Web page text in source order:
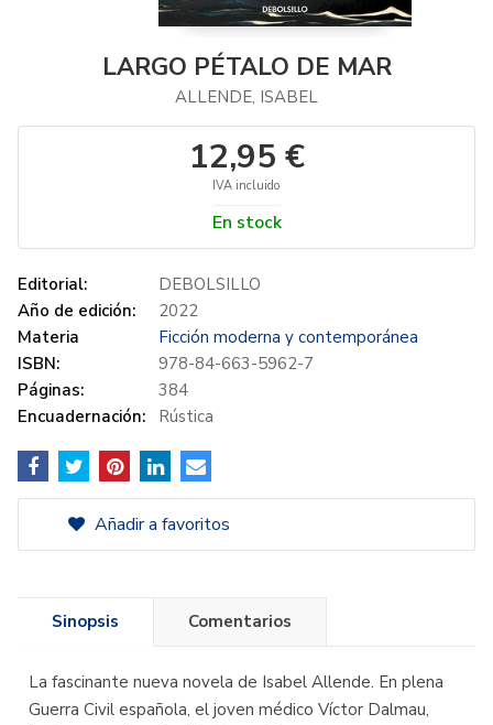
LARGO PÉTALO DE MAR
ALLENDE, ISABEL
12,95 €
IVA incluido
En stock
Editorial:
DEBOLSILLO
Año de edición:
2022
Materia
Ficción moderna y contemporánea
ISBN:
978-84-663-5962-7
Páginas:
384
Encuadernación:
Rústica
Añadir a favoritos
Sinopsis Comentarios
La fascinante nueva novela de Isabel Allende. En plena
Guerra Civil española, el joven médico Víctor Dalmau,